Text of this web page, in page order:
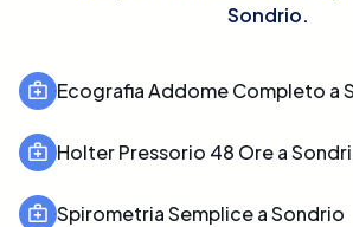
Sondrio.
Ecografia Addome Completo a
Holter Pressorio 48 Ore a
Spirometria Semplice a Sondrio